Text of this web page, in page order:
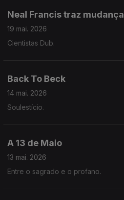
Neal Francis traz mudança
19 mai. 2026
Cientistas Dub.
Back To Beck
14 mai. 2026
Soulestício.
A 13 de Maio
13 mai. 2026
Entre o sagrado e o profano.